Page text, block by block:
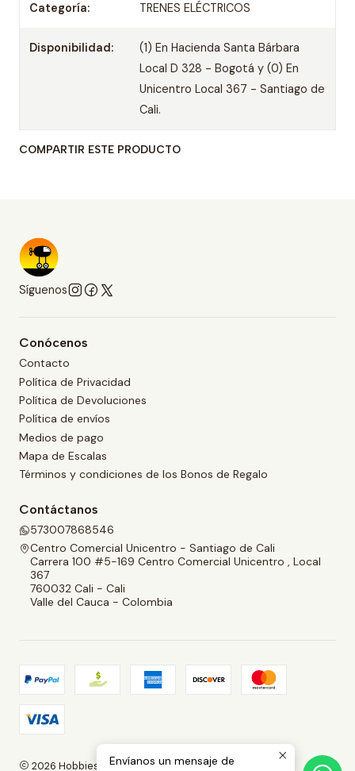
Categoría: TRENES ELÉCTRICOS
Disponibilidad:
(1) En Hacienda Santa Bárbara
Local D 328 - Bogotá y (0) En
Unicentro Local 367 - Santiago de
Cali.
COMPARTIR ESTE PRODUCTO
Síguenos
Conócenos
Contacto
Política de Privacidad
Política de Devoluciones
Política de envíos
Medios de pago
Mapa de Escalas
Términos y condiciones de los Bonos de Regalo
Contáctanos
573007868546
Centro Comercial Unicentro - Santiago de Cali
Carrera 100 #5-169 Centro Comercial Unicentro , Local
367
760032 Cali - Cali
Valle del Cauca - Colombia
2026 Hobbies and Collectibles.
Envíanos un mensaje de